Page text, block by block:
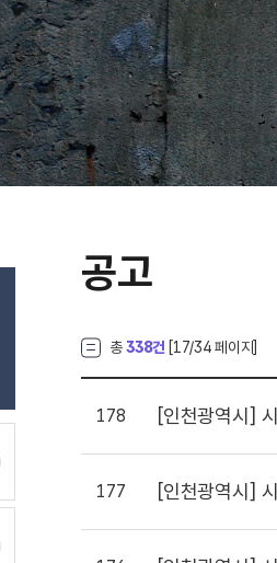
공고
총338건 [17/34 페이지]
178 [인천광역시]
177 [인천광역시]